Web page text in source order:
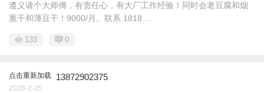
遵义请个大师傳，有责任心，有大厂工作经验！同时会老豆腐和烟
熏干和薄豆干！9000/月。联系 1818 ...
133 0
点击重新加载 13872902375
2026-2-25